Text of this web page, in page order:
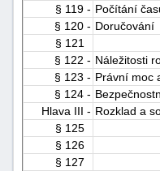
§ 119 - Počítání
§ 120 - Doručování
§ 121
§ 122 - Náležitosti
§ 123 - Právní moc
§ 124 -
Hlava III - Rozklad a
§ 125
§ 126
§ 127